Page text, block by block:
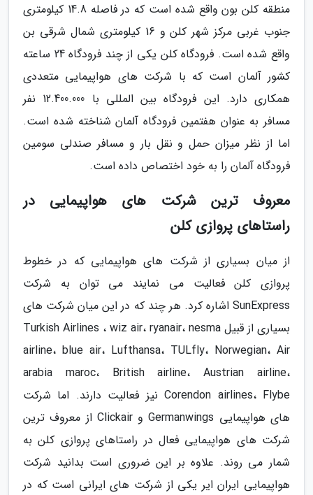
منطقه کلن بون واقع شده است که در فاصله 14.8 کیلومتری
جنوب غربی مرکز شهر کلن و 16 کیلومتری شمال شرقی بن
واقع شده است. فرودگاه کلن یکی از چند فرودگاه 24 ساعته
کشور آلمان است که با شرکت های هواپیمایی متعددی
همکاری دارد. این فرودگاه بین المللی با 12.400.000 نفر
مسافر به عنوان هفتمین فرودگاه آلمان شناخته شده است.
اما از نظر میزان حمل و نقل بار و مسافر صندلی سومین
فرودگاه آلمان را به خود اختصاص داده است.
معروف ترین شرکت های هواپیمایی در
راستاهای پروازی کلن
از میان بسیاری از شرکت های هواپیمایی که در خطوط
پروازی کلن فعالیت می نمایند می توان به شرکت
SunExpress اشاره کرد. هر چند که در این میان شرکت های
بسیاری از قبیل Turkish Airlines ، wiz air، ryanair، nesma
airline، blue air، Lufthansa، TULfly، Norwegian، Air
arabia maroc، British airline، Austrian airline،
Corendon airlines، Flybe نیز فعالیت دارند. اما شرکت
های هواپیمایی Germanwings و Clickair از معروف ترین
شرکت های هواپیمایی فعال در راستاهای پروازی کلن به
شمار می روند. علاوه بر این ضروری است بدانید شرکت
هواپیمایی ایران ایر یکی از شرکت های ایرانی است که در